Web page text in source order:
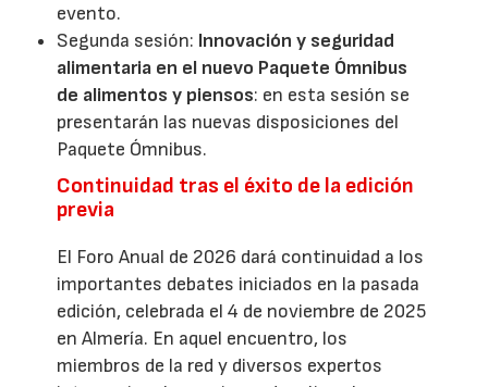
evento.
Segunda sesión: Innovación y seguridad
alimentaria en el nuevo Paquete Ómnibus
de alimentos y piensos: en esta sesión se
presentarán las nuevas disposiciones del
Paquete Ómnibus.
Continuidad tras el éxito de la edición
previa
El Foro Anual de 2026 dará continuidad a los
importantes debates iniciados en la pasada
edición, celebrada el 4 de noviembre de 2025
en Almería. En aquel encuentro, los
miembros de la red y diversos expertos